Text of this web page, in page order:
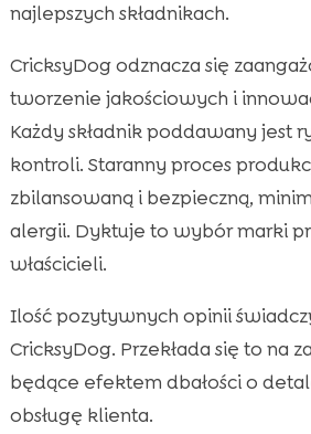
najlepszych składnikach.
CricksyDog odznacza się
tworzenie jakościowych i
Każdy składnik poddawany jest
kontroli. Staranny proces
zbilansowaną i bezpieczną,
alergii. Dyktuje to wybór marki
właścicieli.
Ilość pozytywnych opinii
CricksyDog. Przekłada się to na
będące efektem dbałości o
obsługę klienta.